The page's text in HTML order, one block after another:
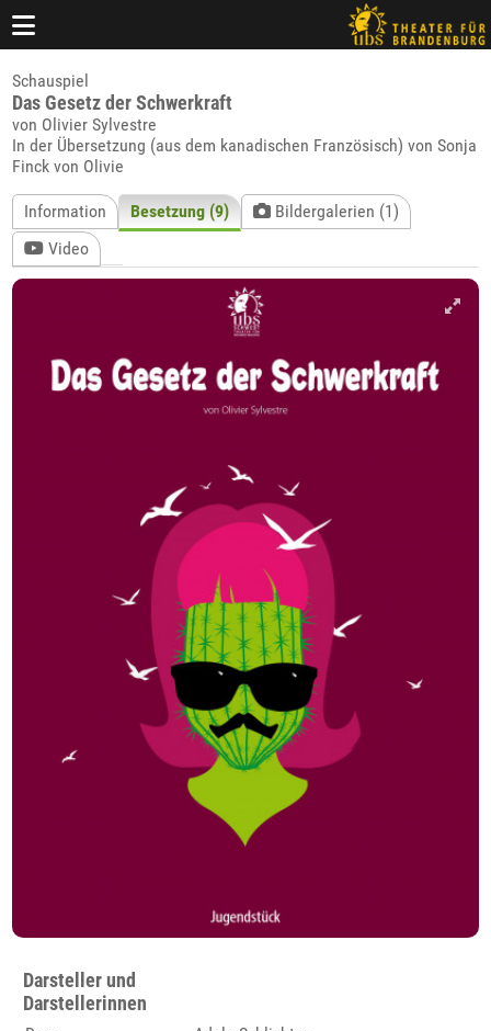
Schauspiel
Das Gesetz der Schwerkraft
von Olivier Sylvestre
In der Übersetzung (aus dem kanadischen Französisch) von Sonja
Finck von Olivie
Information Besetzung (9)
Bildergalerien (1)
Video
Darsteller und
Darstellerinnen